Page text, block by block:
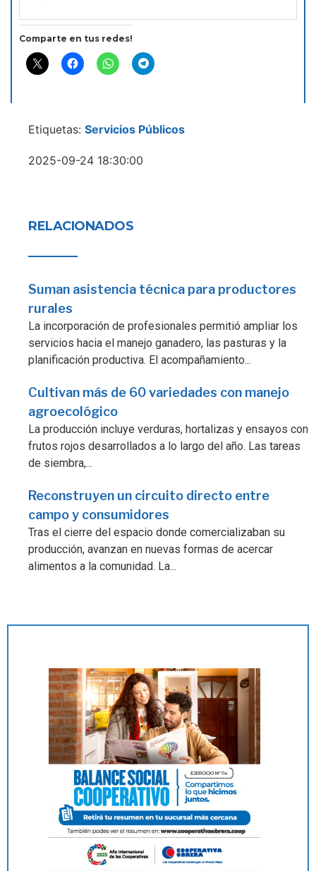
Comparte en tus redes!
Etiquetas: Servicios Públicos
2025-09-24 18:30:00
RELACIONADOS
Suman asistencia técnica para productores
rurales
La incorporación de profesionales permitió ampliar los
servicios hacia el manejo ganadero, las pasturas y la
planificación productiva. El acompañamiento...
Cultivan más de 60 variedades con manejo
agroecológico
La producción incluye verduras, hortalizas y ensayos con
frutos rojos desarrollados a lo largo del año. Las tareas
de siembra,...
Reconstruyen un circuito directo entre
campo y consumidores
Tras el cierre del espacio donde comercializaban su
producción, avanzan en nuevas formas de acercar
alimentos a la comunidad. La...